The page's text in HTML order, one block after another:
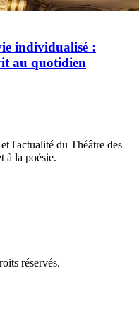
individualisé :
au quotidien
l'actualité du Théâtre des
à la poésie.
réservés.